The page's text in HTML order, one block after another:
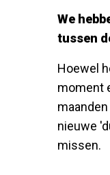
We
tussen
Hoewel
moment
nieuwe
missen.